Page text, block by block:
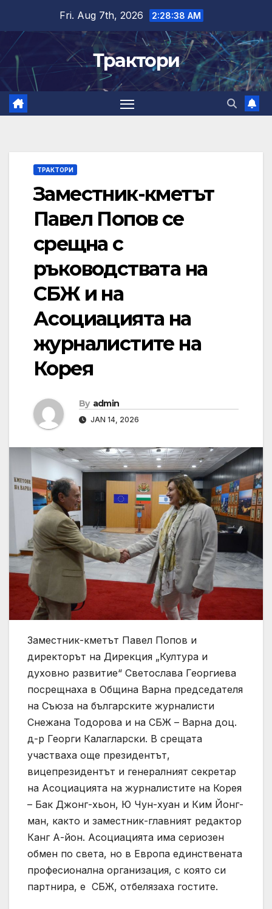
content
Fri. Aug 7th, 2026 2:28:39 AM
Трактори
ТРАКТОРИ
Заместник-кметът
Павел Попов се
срещна с
ръководствата на
СБЖ и на
Асоциацията на
журналистите на
Корея
By admin
JAN 14, 2026
Заместник-кметът Павел Попов и
директорът на Дирекция „Култура и
духовно развитие“ Светослава Георгиева
посрещнаха в Община Варна председателя
на Съюза на българските журналисти
Снежана Тодорова и на СБЖ – Варна доц.
д-р Георги Калагларски. В срещата
участваха още президентът,
вицепрезидентът и генералният секретар
на Асоциацията на журналистите на Корея
– Бак Джонг-хьон, Ю Чун-хуан и Ким Йонг-
ман, както и заместник-главният редактор
Канг А-йон. Асоциацията има сериозен
обмен по света, но в Европа единствената
професионална организация, с която си
партнира, е СБЖ, отбелязаха гостите.